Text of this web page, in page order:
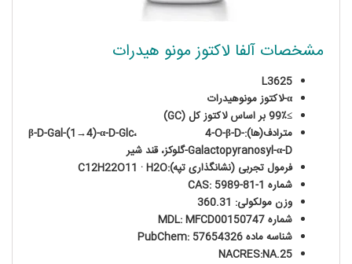
مشخصات آلفا لاکتوز مونو هیدرات
L3625
α-لاکتوز مونوهیدرات
≥99٪ بر اساس لاکتوز کل (GC)
مترادف(ها):β-D-Gal-(1→4)-α-D-Glc، 4-O-β-D-
Galactopyranosyl-α-D-گلوکز، قند شیر
فرمول تجربی (نشانگذاری تپه):C12H22O11 · H2O
شماره CAS: 5989-81-1
وزن مولکولی: 360.31
شماره MDL: MFCD00150747
شناسه ماده PubChem: 57654326
NACRES:NA.25